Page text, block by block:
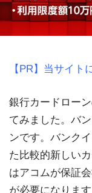
【PR】当サイト
銀行カードロー
てみました。バ
ンです。バンク
た比較的新しい
はアコムが保証
が必要になります